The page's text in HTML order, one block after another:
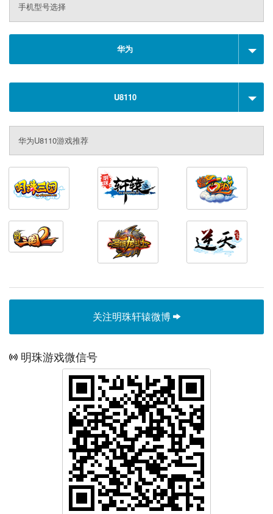
手机型号选择
华为
U8110
华为U8110游戏推荐
关注明珠轩辕微博
明珠游戏微信号